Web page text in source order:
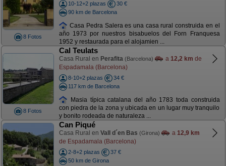
8 Fotos
10-12+2 plazas
30 €
90 km de Barcelona
Casa Pedra Salera es una casa rural construida en el
año 1973 por nuestros bisabuelos del Forn Franquesa
1952 y restaurada para el alojamien ...
8 Fotos
Cal Teulats
Casa Rural en Perafita (Barcelona) a 12,2 km de
Espadamala (Barcelona)
8-10+2 plazas
34 €
117 km de Barcelona
Masia típica catalana del año 1783 toda construida
con piedra de la zona y ubicada en un lugar muy tranquilo
y bonito rodeada de naturaleza ...
Can Piqué
Casa Rural en Vall d´en Bas (Girona) a 12,9 km
de Espadamala (Barcelona)
2-8+2 plazas
37 €
50 km de Girona